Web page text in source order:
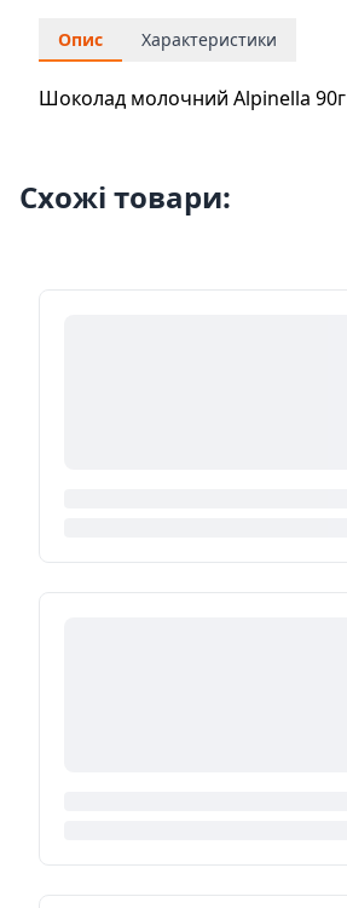
Опис Характеристики
Шоколад молочний Alpinella 90г
Схожі товари: